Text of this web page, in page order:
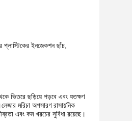
ইনজেকশন ছাঁচ,
ভিতরে ছড়িয়ে পড়বে এবং যতক্ষণ
মরিচা অপসারণ রাসায়নিক
এবং কম খরচের সুবিধা রয়েছে।